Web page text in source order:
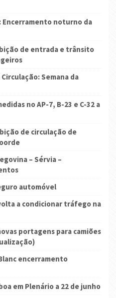
Encerramento noturno da
de entrada e trânsito
Semana da
no AP-7, B-23 e C-32 a
de circulação de
– Sérvia –
automóvel
a condicionar tráfego na
portagens para camiões
encerramento
em Plenário a 22 de junho